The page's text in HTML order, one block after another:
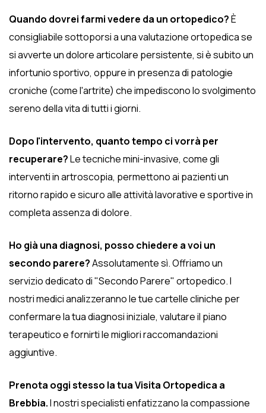
Quando dovrei farmi vedere da un ortopedico?È
consigliabile sottoporsi a una valutazione ortopedica se
si avverte un dolore articolare persistente, si è subito un
infortunio sportivo, oppure in presenza di patologie
croniche (come l'artrite) che impediscono lo svolgimento
sereno della vita di tutti i giorni.
Dopo l'intervento, quanto tempo ci vorrà per
recuperare?Le tecniche mini-invasive, come gli
interventi in artroscopia, permettono ai pazienti un
ritorno rapido e sicuro alle attività lavorative e sportive in
completa assenza di dolore.
Ho già una diagnosi, posso chiedere a voi un
secondo parere?Assolutamente sì. Offriamo un
servizio dedicato di "Secondo Parere" ortopedico. I
nostri medici analizzeranno le tue cartelle cliniche per
confermare la tua diagnosi iniziale, valutare il piano
terapeutico e fornirti le migliori raccomandazioni
aggiuntive.
Prenota oggi stesso la tua Visita Ortopedica a
Brebbia.I nostri specialisti enfatizzano la compassione